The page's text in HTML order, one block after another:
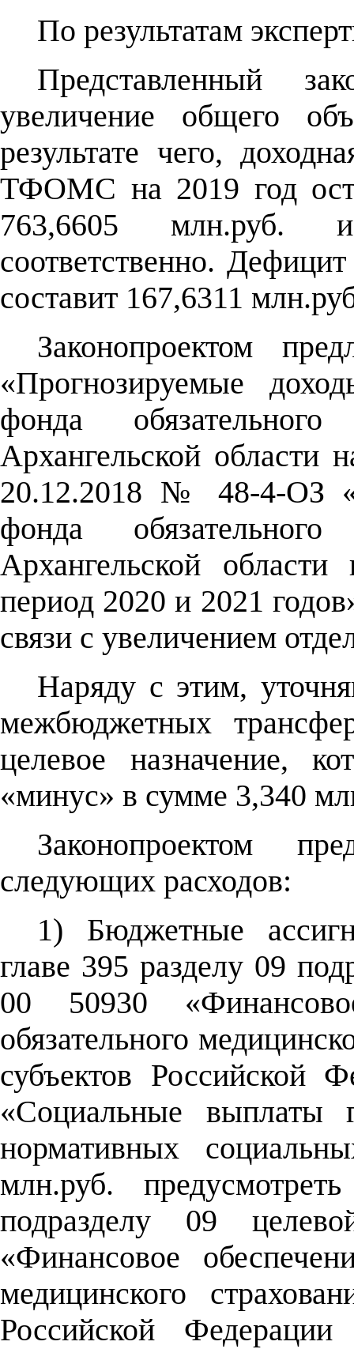
По результатам
Представленный
увеличение общего
результате чего,
ТФОМС на 2019 год
763,6605 млн.руб.
соответственно.
составит 167,6311
Законопроектом
«Прогнозируемые
фонда обязательного
Архангельской области
20.12.2018 № 48-4-ОЗ
фонда обязательного
Архангельской
период 2020 и 2021
связи с увеличением
Наряду с этим,
межбюджетных
целевое назначение,
«минус» в сумме 3,340
Законопроектом
следующих расходов:
1) Бюджетные
главе 395 разделу 09
00 50930
обязательного
субъектов Российской
«Социальные выплаты
нормативных
млн.руб.
подразделу 09
«Финансовое
медицинского
Российской Федерации